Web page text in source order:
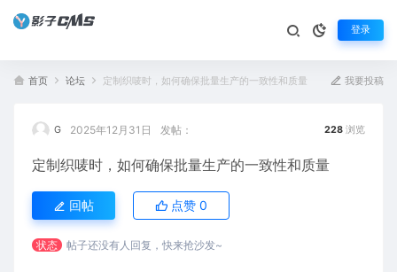
登录
首页 论坛 定制织唛时，如何确保批量生产的一致性和质量 我要投稿
G 2025年12月31日 发帖： 228 浏览
定制织唛时，如何确保批量生产的一致性和质量
回帖 点赞 0
状态 帖子还没有人回复，快来抢沙发~